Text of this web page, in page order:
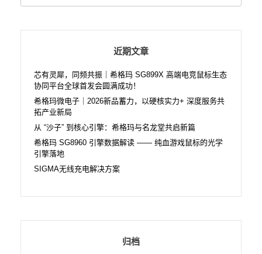
近期文章
芯有灵犀，同频共振｜希格玛 SG899X 高端电竞鼠标生态
协同平台全球首发会圆满成功！
希格玛微电子｜2026新品蓄力，以硬核实力+ 深度服务共
拓产业新局
从 “沙子” 到核心引擎：希格玛与名龙堂共启新篇
希格玛 SG8960 引擎数据解读 —— 纯血游戏鼠标的光学
引擎落地
SIGMA无线充电解决方案
归档